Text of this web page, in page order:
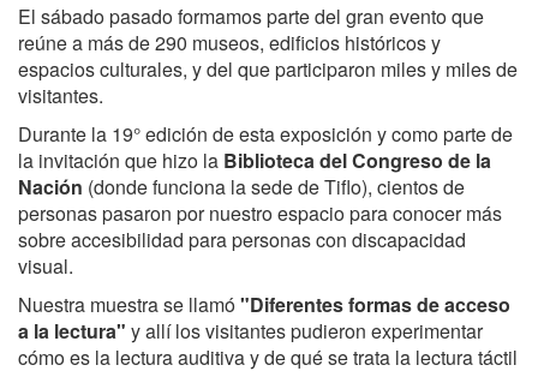
El sábado pasado formamos parte del gran evento que
reúne a más de 290 museos, edificios históricos y
espacios culturales, y del que participaron miles y miles de
visitantes.
Durante la 19° edición de esta exposición y como parte de
la invitación que hizo la Biblioteca del Congreso de la
Nación (donde funciona la sede de Tiflo), cientos de
personas pasaron por nuestro espacio para conocer más
sobre accesibilidad para personas con discapacidad
visual.
Nuestra muestra se llamó"Diferentes formas de acceso
a la lectura" y allí los visitantes pudieron experimentar
cómo es la lectura auditiva y de qué se trata la lectura táctil